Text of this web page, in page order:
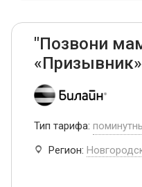
"Позвони
«Призывник»
Тип тарифа:
Регион: